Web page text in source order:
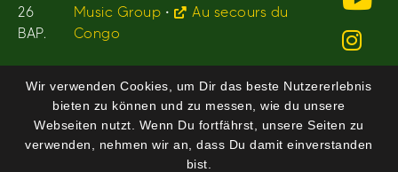
26
BAP.
Music Group •
Au secours du
Congo
Wir verwenden Cookies, um Dir das beste Nutzererlebnis
bieten zu können und zu messen, wie du unsere
Webseiten nutzt. Wenn Du fortfährst, unsere Seiten zu
verwenden, nehmen wir an, dass Du damit einverstanden
bist.